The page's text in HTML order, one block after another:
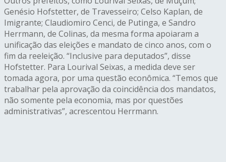
Genésio Hofstetter, de Travesseiro; Celso Kaplan, de
Imigrante; Claudiomiro Cenci, de Putinga, e Sandro
Herrmann, de Colinas, da mesma forma apoiaram a
unificação das eleições e mandato de cinco anos, com o
fim da reeleição. “Inclusive para deputados”, disse
Hofstetter. Para Lourival Seixas, a medida deve ser
tomada agora, por uma questão econômica. “Temos que
trabalhar pela aprovação da coincidência dos mandatos,
não somente pela economia, mas por questões
administrativas”, acrescentou Herrmann.